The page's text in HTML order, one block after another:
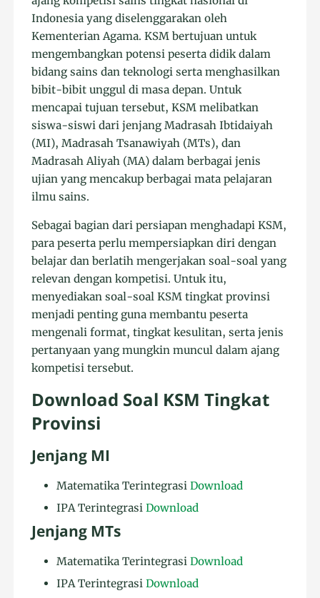
Indonesia yang diselenggarakan oleh
Kementerian Agama. KSM bertujuan untuk
mengembangkan potensi peserta didik dalam
bidang sains dan teknologi serta menghasilkan
bibit-bibit unggul di masa depan. Untuk
mencapai tujuan tersebut, KSM melibatkan
siswa-siswi dari jenjang Madrasah Ibtidaiyah
(MI), Madrasah Tsanawiyah (MTs), dan
Madrasah Aliyah (MA) dalam berbagai jenis
ujian yang mencakup berbagai mata pelajaran
ilmu sains.
Sebagai bagian dari persiapan menghadapi KSM,
para peserta perlu mempersiapkan diri dengan
belajar dan berlatih mengerjakan soal-soal yang
relevan dengan kompetisi. Untuk itu,
menyediakan soal-soal KSM tingkat provinsi
menjadi penting guna membantu peserta
mengenali format, tingkat kesulitan, serta jenis
pertanyaan yang mungkin muncul dalam ajang
kompetisi tersebut.
Download Soal KSM Tingkat
Provinsi
Jenjang MI
Matematika TerintegrasiDownload
IPA TerintegrasiDownload
Jenjang MTs
Matematika TerintegrasiDownload
IPA TerintegrasiDownload